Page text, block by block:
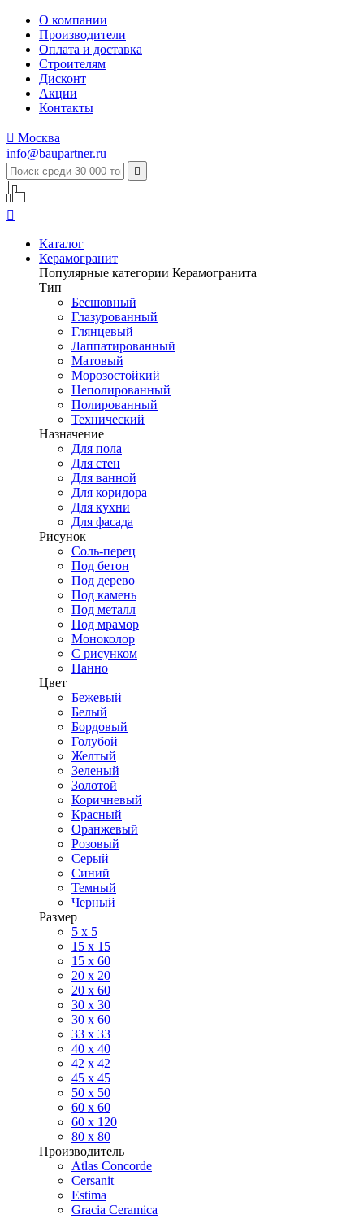
О компании
Производители
Оплата и доставка
Строителям
Дисконт
Акции
Контакты
 Москва
info@baupartner.ru


Каталог
Керамогранит
Популярные категории Керамогранита
Тип
Бесшовный
Глазурованный
Глянцевый
Лаппатированный
Матовый
Морозостойкий
Неполированный
Полированный
Технический
Назначение
Для пола
Для стен
Для ванной
Для коридора
Для кухни
Для фасада
Рисунок
Соль-перец
Под бетон
Под дерево
Под камень
Под металл
Под мрамор
Моноколор
С рисунком
Панно
Цвет
Бежевый
Белый
Бордовый
Голубой
Желтый
Зеленый
Золотой
Коричневый
Красный
Оранжевый
Розовый
Серый
Синий
Темный
Черный
Размер
5 x 5
15 x 15
15 x 60
20 х 20
20 x 60
30 х 30
30 x 60
33 x 33
40 х 40
42 x 42
45 x 45
50 x 50
60 х 60
60 x 120
80 x 80
Производитель
Atlas Concorde
Cersanit
Estima
Gracia Ceramica